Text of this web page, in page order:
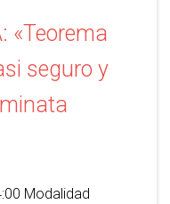
«Teorema
seguro y
Modalidad